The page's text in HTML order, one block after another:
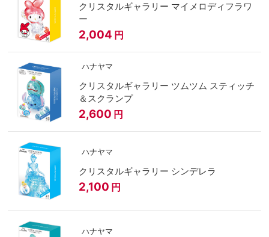
クリスタルギャラリー マイメロディフラワ
ー
2,004 円
ハナヤマ
クリスタルギャラリー ツムツム スティッチ
＆スクランプ
2,600 円
ハナヤマ
クリスタルギャラリー シンデレラ
2,100 円
ハナヤマ